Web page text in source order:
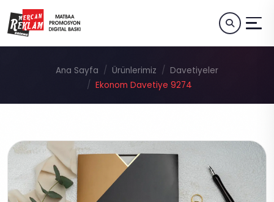
Ana Sayfa Ürünlerimiz
Davetiyeler
Ekonom Davetiye 9274